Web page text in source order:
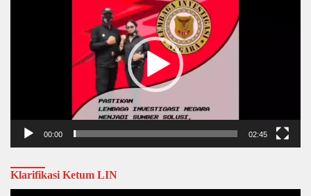
00:00 02:45
Klarifikasi Ketum LIN